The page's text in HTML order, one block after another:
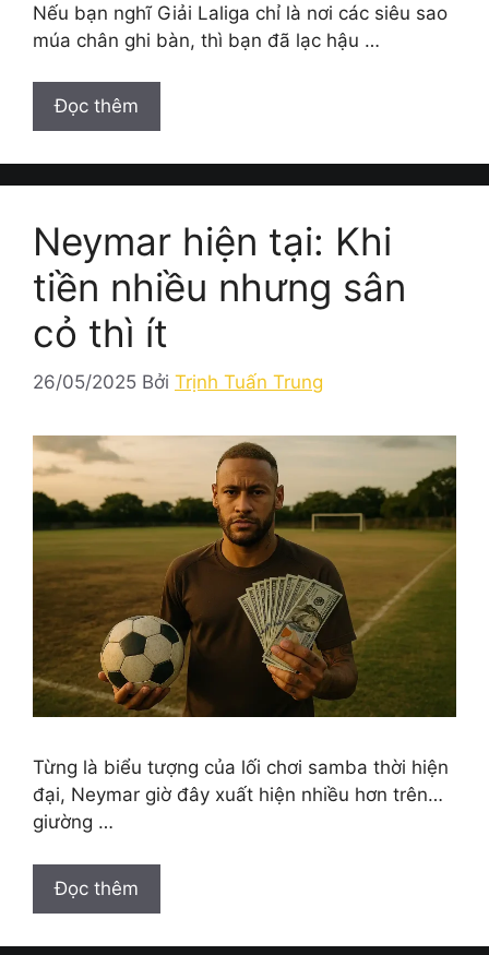
Nếu bạn nghĩ Giải Laliga chỉ là nơi các siêu sao
múa chân ghi bàn, thì bạn đã lạc hậu …
Đọc thêm
Neymar hiện tại: Khi
tiền nhiều nhưng sân
cỏ thì ít
26/05/2025 Bởi Trịnh Tuấn Trung
Từng là biểu tượng của lối chơi samba thời hiện
đại, Neymar giờ đây xuất hiện nhiều hơn trên…
giường …
Đọc thêm